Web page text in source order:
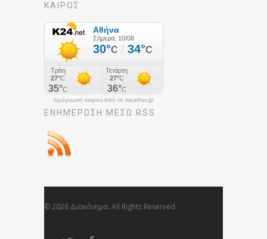
ΚΑΙΡΟΣ
πρόγνωση καιρού από το weather.gr
ΕΝΗΜΈΡΩΣΉ ΜΕΣΩ RSS
© 2026 Διακόνημα. All Rights Reserved.